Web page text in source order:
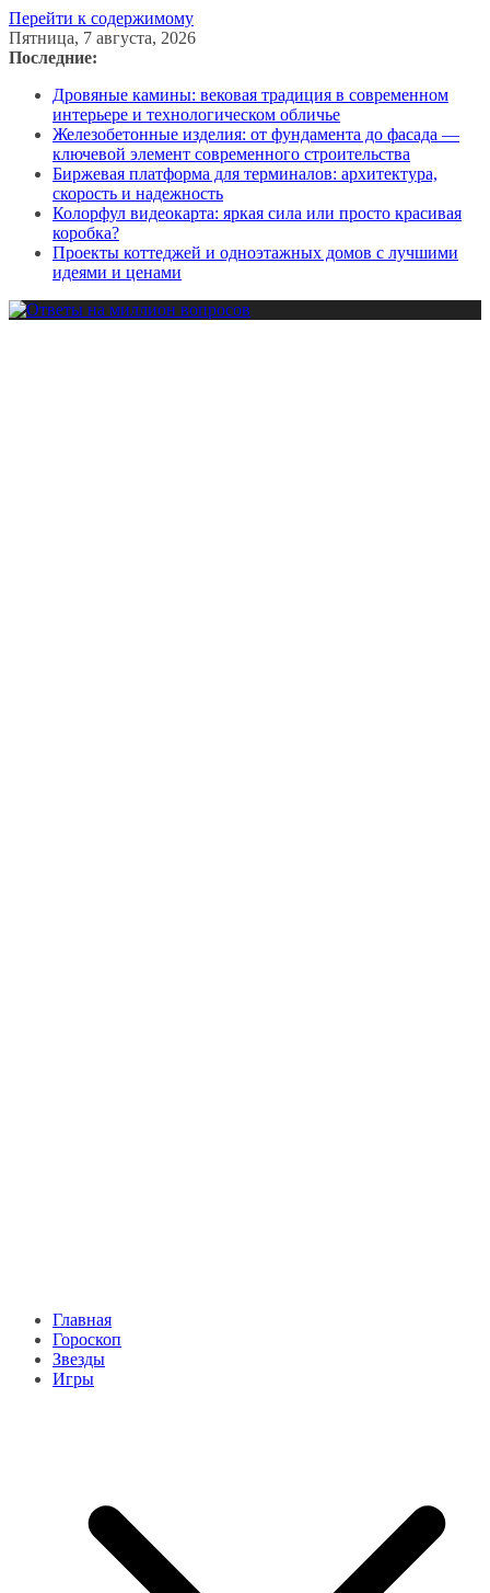
Перейти к содержимому
Пятница, 7 августа, 2026
Последние:
Дровяные камины: вековая традиция в современном
интерьере и технологическом обличье
Железобетонные изделия: от фундамента до фасада —
ключевой элемент современного строительства
Биржевая платформа для терминалов: архитектура,
скорость и надежность
Колорфул видеокарта: яркая сила или просто красивая
коробка?
Проекты коттеджей и одноэтажных домов с лучшими
идеями и ценами
Главная
Гороскоп
Звезды
Игры